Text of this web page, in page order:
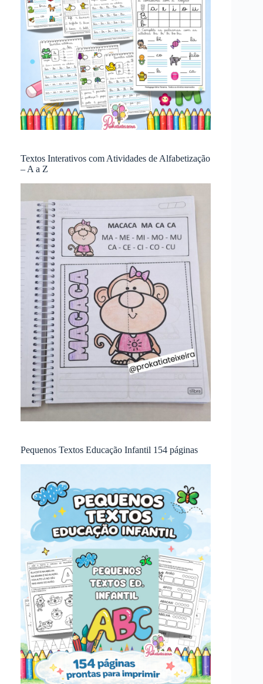
Textos Interativos com Atividades de Alfabetização
– A a Z
Pequenos Textos Educação Infantil 154 páginas